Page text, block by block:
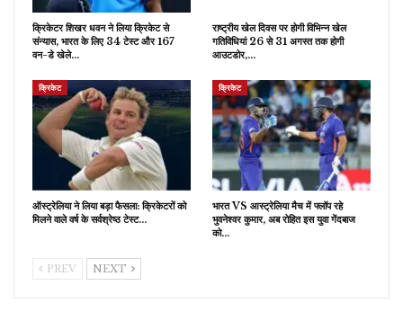
क्रिकेटर शिखर धवन ने लिया क्रिकेट से
संन्यास, भारत के लिए 34 टेस्ट और 167
वन-डे खेले…
राष्ट्रीय खेल दिवस पर होगी विभिन्न खेल
गतिविधियां 26 से 31 अगस्त तक होगी
आउटडोर,…
क्रिकेट
ऑस्ट्रेलिया ने लिया बड़ा फैसला: क्रिकेटरों को
मिलने वाले वर्ष के सर्वश्रेष्ठ टेस्ट…
क्रिकेट
भारत VS आस्ट्रेलिया मैच में फ्लॉप रहे
भुवनेश्वर कुमार, अब रोहित इस युवा गेंदबाज
को…
PREV NEXT